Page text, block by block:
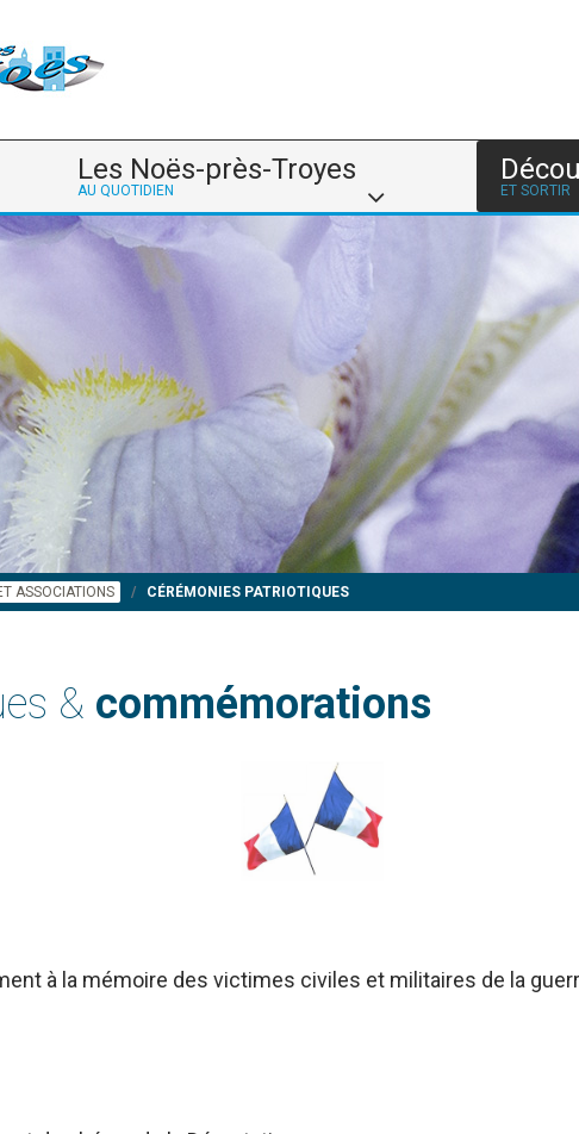
Les Noës-près-Troyes
AU QUOTIDIEN ET SORTIR
ASSOCIATIONS CÉRÉMONIES PATRIOTIQUES
& commémorations
à la mémoire des victimes civiles et militaires de la